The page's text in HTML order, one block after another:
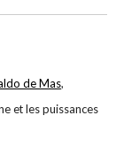
et les puissances
de Mas,